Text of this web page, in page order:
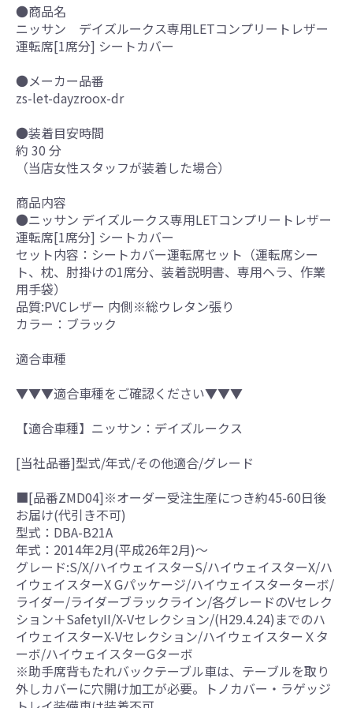
●商品名
ニッサン デイズルークス専用LETコンプリートレザー
運転席[1席分] シートカバー
●メーカー品番
zs-let-dayzroox-dr
●装着目安時間
約 30 分
（当店女性スタッフが装着した場合）
商品内容
●ニッサン デイズルークス専用LETコンプリートレザー
運転席[1席分] シートカバー
セット内容：シートカバー運転席セット（運転席シー
ト、枕、肘掛けの1席分、装着説明書、専用ヘラ、作業
用手袋）
品質:PVCレザー 内側※総ウレタン張り
カラー：ブラック
適合車種
▼▼▼適合車種をご確認ください▼▼▼
【適合車種】ニッサン：デイズルークス
[当社品番]型式/年式/その他適合/グレード
■[品番ZMD04]※オーダー受注生産につき約45-60日後
お届け(代引き不可)
型式：DBA-B21A
年式：2014年2月(平成26年2月)～
グレード:S/X/ハイウェイスターS/ハイウェイスターX/ハ
イウェイスターX Gパッケージ/ハイウェイスターターボ/
ライダー/ライダーブラックライン/各グレードのVセレク
ション＋SafetyII/X-Vセレクション/(H29.4.24)までのハ
イウェイスターX-Vセレクション/ハイウェイスターＸタ
ーボ/ハイウェイスターGターボ
※助手席背もたれバックテーブル車は、テーブルを取り
外しカバーに穴開け加工が必要。トノカバー・ラゲッジ